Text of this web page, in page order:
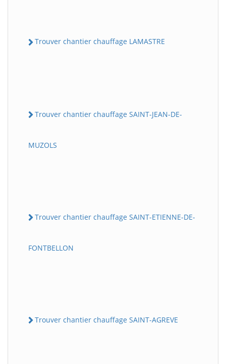
Trouver chantier chauffage LAMASTRE
Trouver chantier chauffage SAINT-JEAN-DE-
MUZOLS
Trouver chantier chauffage SAINT-ETIENNE-DE-
FONTBELLON
Trouver chantier chauffage SAINT-AGREVE